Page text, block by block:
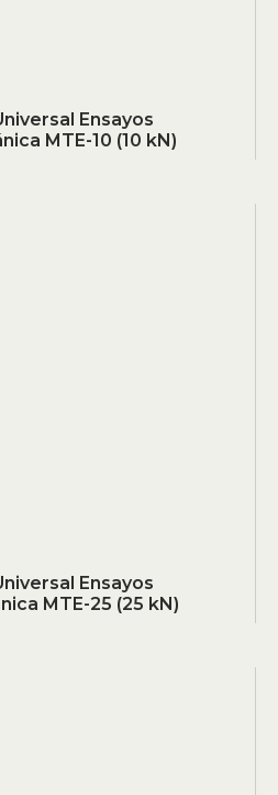
Ensayos
MTE-10 (10 kN)
Ensayos
MTE-25 (25 kN)